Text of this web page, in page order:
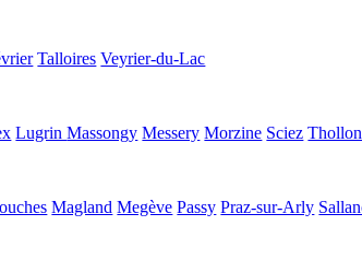
Talloires Veyrier-du-Lac
LugrinMassongy Messery Morzine Sciez
Magland Megève Passy Praz-sur-Arly